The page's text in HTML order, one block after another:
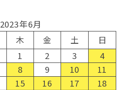
2023年6月
木 金 土
日
1
2 3
4
8 9 10
11
15 16 17
18